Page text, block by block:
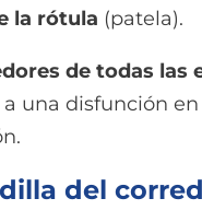
la rótula (patela).
de todas las
una disfunción
del